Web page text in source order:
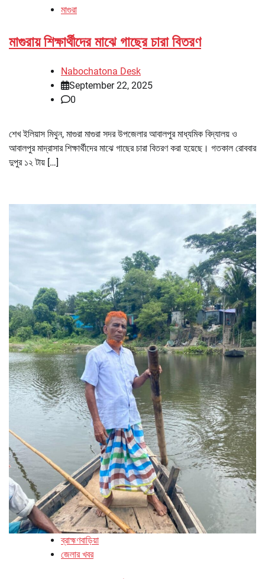
মাগুরা
মাগুরায় শিক্ষার্থীদের মাঝে গাছের চারা বিতরণ
Nabochatona Desk
September 22, 2025
0
শেখ ইলিয়াস মিথুন, মাগুরা মাগুরা সদর উপজেলার আবালপুর মাধ্যমিক বিদ্যালয় ও
আবালপুর মাদ্রাসার শিক্ষার্থীদের মাঝে গাছের চারা বিতরণ করা হয়েছে। গতকাল রোববার
দুপুর ১২ টায় […]
ব্রাহ্মণবাড়িয়া
জেলার খবর